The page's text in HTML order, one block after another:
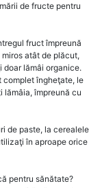
de fructe pentru
fruct împreună
atât de plăcut,
doar lămâi organice.
complet îngheţate, le
lămâia, împreună cu
de paste, la cerealele
în aproape orice
pentru sănătate?